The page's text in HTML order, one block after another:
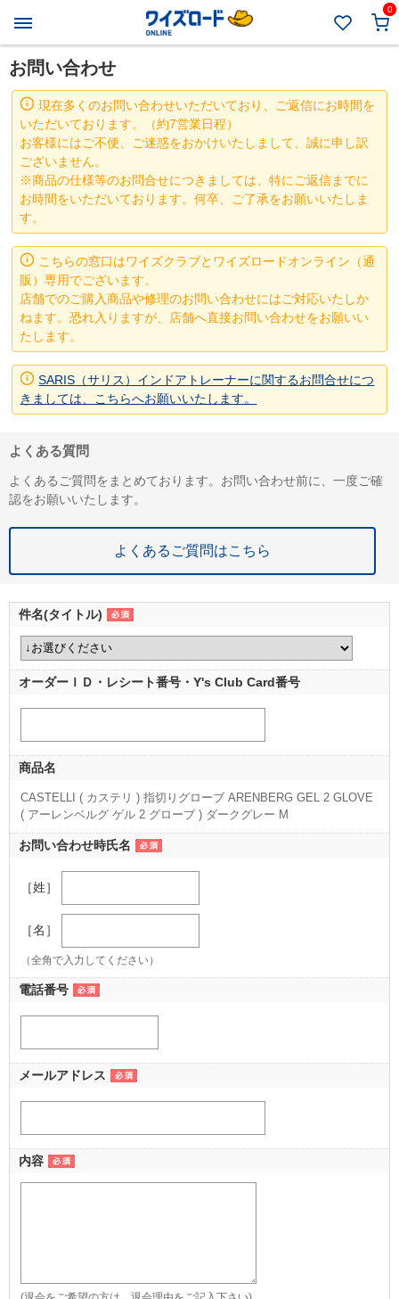
0
お問い合わせ
現在多くのお問い合わせいただいており、ご返信にお時間を
いただいております。（約7営業日程）
お客様にはご不便、ご迷惑をおかけいたしまして、誠に申し訳
ございません。
※商品の仕様等のお問合せにつきましては、特にご返信までに
お時間をいただいております。何卒、ご了承をお願いいたしま
す。
こちらの窓口はワイズクラブとワイズロードオンライン（通
販）専用でございます。
店舗でのご購入商品や修理のお問い合わせにはご対応いたしか
ねます。恐れ入りますが、店舗へ直接お問い合わせをお願いい
たします。
SARIS（サリス）インドアトレーナーに関するお問合せにつ
きましては、こちらへお願いいたします。
よくある質問
よくあるご質問をまとめております。お問い合わせ前に、一度ご確
認をお願いいたします。
よくあるご質問はこちら
件名(タイトル)
オーダーＩＤ・レシート番号・Y's Club Card番号
商品名
CASTELLI ( カステリ ) 指切りグローブ ARENBERG GEL 2 GLOVE
( アーレンベルグ ゲル 2 グローブ ) ダークグレー M
（M ダークグレー）
お問い合わせ時氏名
［姓］
［名］
（全角で入力してください）
電話番号
メールアドレス
内容